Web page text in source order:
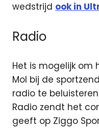
wedstrijd ook in
Radio
Het is mogelijk
Mol bij de
radio te
Radio zendt het
geeft op Ziggo